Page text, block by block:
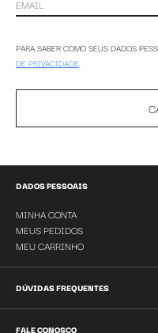
PARA SABER COMO SEUS DADOS
DE PRIVACIDADE.
DADOS PESSOAIS
MINHA CONTA
MEUS PEDIDOS
MEU CARRINHO
DÚVIDAS FREQUENTES
FALE CONOSCO